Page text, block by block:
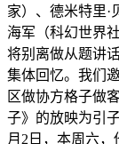
家）、德米特里·
海军（科幻世界
将别离做从题讲
集体回忆。我们
区做协方格子做
子》的放映为引
月2日，本周六